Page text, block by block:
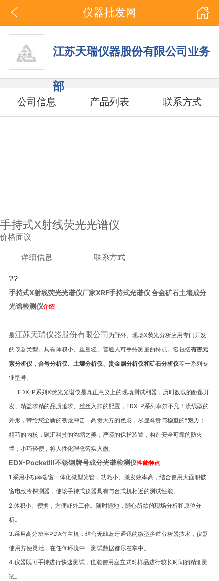
仪器批发网
江苏天瑞仪器股份有限公司业务
部
公司信息 产品列表 联系方式
手持式X射线荧光光谱仪
价格面议
详细信息 联系方式
??
手持式X射线荧光光谱仪厂家XRF手持式光谱仪 合金矿石土壤成分
光谱检测仪介绍
是江苏天瑞仪器股份有限公司 为野外、现场X荧光分析应用专门开发
的仪器类型。具有体积小、重量轻、普通人可手持测量的特点。它包括有害元
素分析仪，合号分析仪、土壤分析仪、贵金属分析仪和矿石分析仪等一系列专
业型号。
EDX-P系列X荧光光谱仪是真正意义上的现场测试利器，历时数载的酝酿开
发、精益求精的品质追求、丝丝入扣的配置， EDX-P系列卓尔不凡！流线型的
外形，带给您全新的视觉冲击；高贵大方的色彩，尽显尊贵与稳重的*魅力；
精巧的内核，融汇科技的浓缩之美；严谨的保护装置，构造安全可靠的防火
墙；小巧轻便，将人性化理念落实入微。
EDX-PocketIII不锈钢牌号成分光谱检测仪性能特点
1.采用小功率端窗一体化微型光管，功耗小、激发效率高，结合使用大面积铍
窗电致冷探测器，使该手持式仪器具有与台式机相近的测试性能。
2.体积小、便携，方便野外工作。随时随地，随心所欲的现场分析和原位分
析。
3.采用高分辨率PDA作主机，结合无线蓝牙通讯的微型多道分析器技术，仪器
使用方便灵活，在任何环境中，测试数据都尽在掌中。
4.仪器既可手持进行快速测试，也能使用座立式对样品进行较长时间的精细测
试。